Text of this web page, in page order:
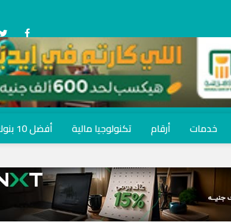
خدمات أرقام تكنولوجيا مالية أفضل 10 بنوك